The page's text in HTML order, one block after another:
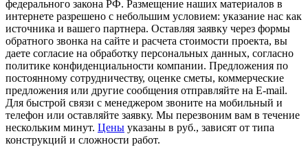
федерального закона РФ. Размещение наших материалов в
интернете разрешено с небольшим условием: указание нас как
источника и вашего партнера. Оставляя заявку через формы
обратного звонка на сайте и расчета стоимости проекта, вы
даете согласие на обработку персональных данных, согласно
политике конфиденциальности компании. Предложения по
постоянному сотрудничеству, оценке сметы, коммерческие
предложения или другие сообщения отправляйте на E-mail.
Для быстрой связи с менеджером звоните на мобильный и
телефон или оставляйте заявку. Мы перезвоним вам в течение
нескольким минут. Цены указаны в руб., зависят от типа
конструкций и сложности работ.